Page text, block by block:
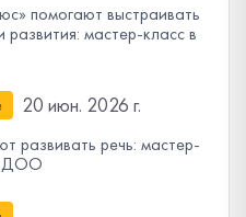
помогают выстраивать
мастер-класс в
20 июн. 2026 г.
развивать речь: мастер-
ДОО